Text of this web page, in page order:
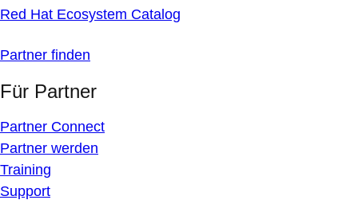
Red Hat Ecosystem Catalog
Partner finden
Für Partner
Partner Connect
Partner werden
Training
Support